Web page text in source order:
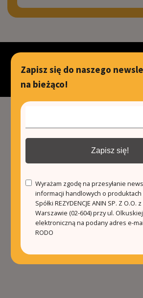
Projekt i realizacja: Olmeka
Zapisz się do naszego
na bieżąco!
Zapisz się!
Wyrażam zgodę na przesyłanie
informacji handlowych o produktach
Spółki REZYDENCJE ANIN SP. Z O.O.
Warszawie (02-604) przy ul.
elektroniczną na podany adres e-
RODO